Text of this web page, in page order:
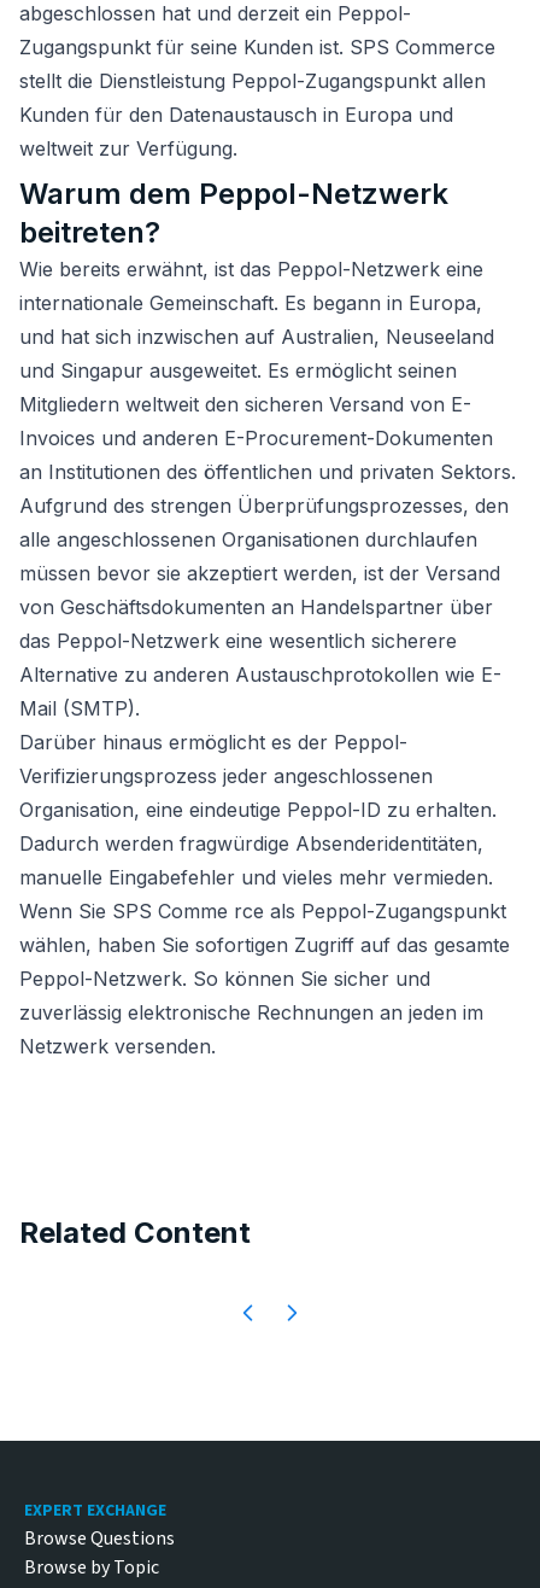
abgeschlossen hat und derzeit ein Peppol-
Zugangspunkt für seine Kunden ist. SPS Commerce
stellt die Dienstleistung Peppol-Zugangspunkt allen
Kunden für den Datenaustausch in Europa und
weltweit zur Verfügung.
Warum dem Peppol-Netzwerk
beitreten?
Wie bereits erwähnt, ist das Peppol-Netzwerk eine
internationale Gemeinschaft. Es begann in Europa,
und hat sich inzwischen auf Australien, Neuseeland
und Singapur ausgeweitet. Es ermöglicht seinen
Mitgliedern weltweit den sicheren Versand von E-
Invoices und anderen E-Procurement-Dokumenten
an Institutionen des öffentlichen und privaten Sektors.
Aufgrund des strengen Überprüfungsprozesses, den
alle angeschlossenen Organisationen durchlaufen
müssen bevor sie akzeptiert werden, ist der Versand
von Geschäftsdokumenten an Handelspartner über
das Peppol-Netzwerk eine wesentlich sicherere
Alternative zu anderen Austauschprotokollen wie E-
Mail (SMTP).
Darüber hinaus ermöglicht es der Peppol-
Verifizierungsprozess jeder angeschlossenen
Organisation, eine eindeutige Peppol-ID zu erhalten.
Dadurch werden fragwürdige Absenderidentitäten,
manuelle Eingabefehler und vieles mehr vermieden.
Wenn Sie SPS Comme rce als Peppol-Zugangspunkt
wählen, haben Sie sofortigen Zugriff auf das gesamte
Peppol-Netzwerk. So können Sie sicher und
zuverlässig elektronische Rechnungen an jeden im
Netzwerk versenden.
Related Content
Footer
EXPERT EXCHANGE
Browse Questions
Browse by Topic